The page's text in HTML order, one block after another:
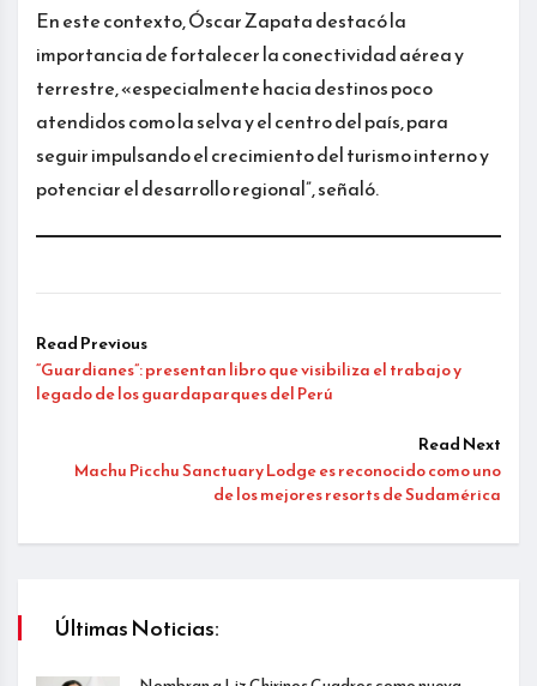
En este contexto, Óscar Zapata destacó la
importancia de fortalecer la conectividad aérea y
terrestre, «especialmente hacia destinos poco
atendidos como la selva y el centro del país, para
seguir impulsando el crecimiento del turismo interno y
potenciar el desarrollo regional”, señaló.
Read Previous
“Guardianes”: presentan libro que visibiliza el trabajo y
legado de los guardaparques del Perú
Read Next
Machu Picchu Sanctuary Lodge es reconocido como uno
de los mejores resorts de Sudamérica
Últimas Noticias: